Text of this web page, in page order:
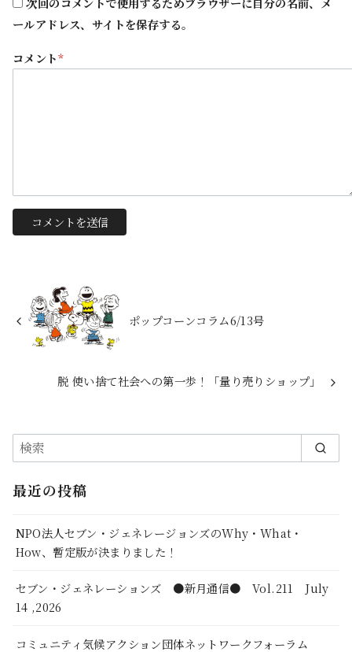
ールアドレス、サイトを保存する。
コメント*
ポップコーンコラム6/13号
脱 使い捨て社会への第一歩！「量り売りショップ」
最近の投稿
NPO法人セブン・ジェネレージョンズのWhy・What・
How、暫定版が決まりました！
セブン・ジェネレーションズ ●新月通信● Vol.211 July
14 ,2026
コミュニティ気候アクション団体ネットワークフォーラム